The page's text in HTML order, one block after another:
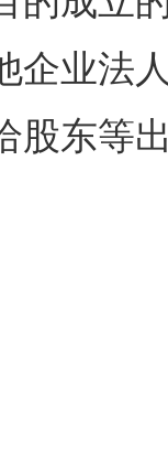
企业法
股东等